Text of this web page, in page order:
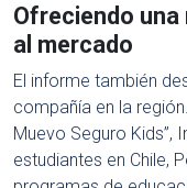
Ofreciendo
al mercado
El informe también
compañía en la
Muevo Seguro Kids”,
estudiantes en Chile,